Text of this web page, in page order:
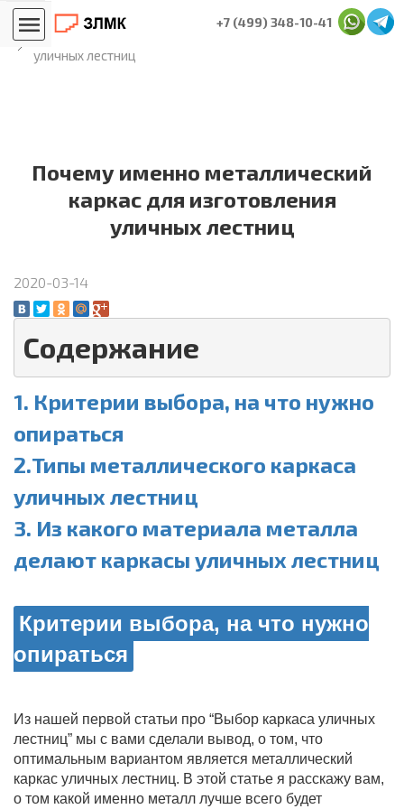
+7 (499) 348-10-41
Главная
Блог лестничников
Почему именно металлический каркас для изготовления
уличных лестниц
Почему именно металлический
каркас для изготовления
уличных лестниц
2020-03-14
Содержание
1. Критерии выбора, на что нужно
опираться
2.Типы металлического каркаса
уличных лестниц
3. Из какого материала металла
делают каркасы уличных лестниц
Критерии выбора, на что нужно
опираться
Из нашей первой статьи про “Выбор каркаса уличных
лестниц” мы с вами сделали вывод, о том, что
оптимальным вариантом является металлический
каркас уличных лестниц. В этой статье я расскажу вам,
о том какой именно металл лучше всего будет